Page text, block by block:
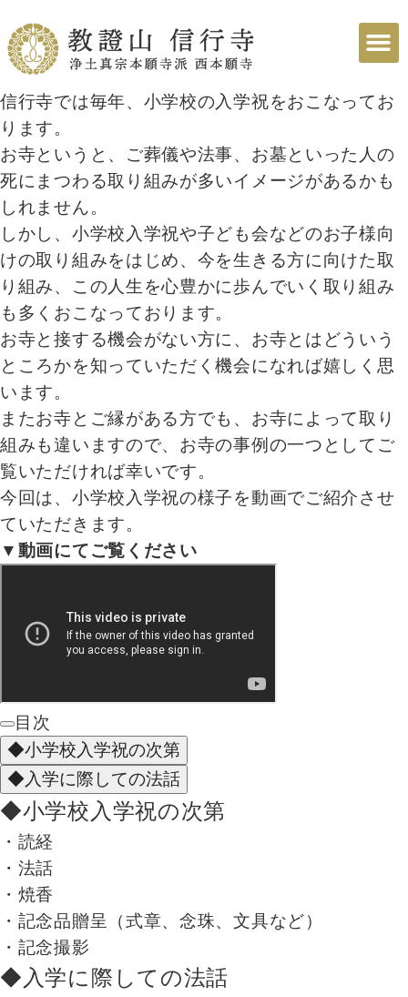
信行寺では毎年、小学校の入学祝をおこなってお
ります。
お寺というと、ご葬儀や法事、お墓といった人の
死にまつわる取り組みが多いイメージがあるかも
しれません。
しかし、小学校入学祝や子ども会などのお子様向
けの取り組みをはじめ、今を生きる方に向けた取
り組み、この人生を心豊かに歩んでいく取り組み
も多くおこなっております。
お寺と接する機会がない方に、お寺とはどういう
ところかを知っていただく機会になれば嬉しく思
います。
またお寺とご縁がある方でも、お寺によって取り
組みも違いますので、お寺の事例の一つとしてご
覧いただければ幸いです。
今回は、小学校入学祝の様子を動画でご紹介させ
ていただきます。
▼動画にてご覧ください
目次
◆小学校入学祝の次第
◆入学に際しての法話
◆小学校入学祝の次第
・読経
・法話
・焼香
・記念品贈呈（式章、念珠、文具など）
・記念撮影
◆入学に際しての法話